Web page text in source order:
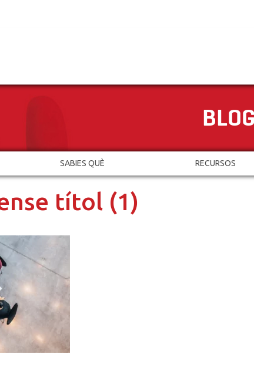
BLOG
SABIES QUÈ RECURSOS
títol (1)